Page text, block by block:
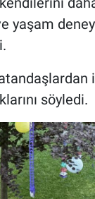
yaşam
söyledi.